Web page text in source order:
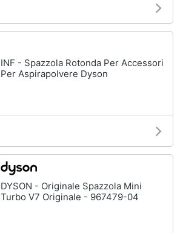
INF - Spazzola Rotonda Per Accessori
Per Aspirapolvere Dyson
DYSON - Originale Spazzola Mini
Turbo V7 Originale - 967479-04